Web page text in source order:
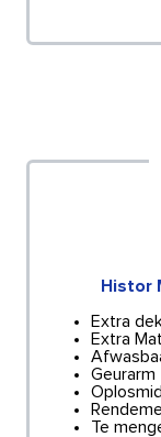
Histor
Extra
Extra Mat
Geurarm
Te